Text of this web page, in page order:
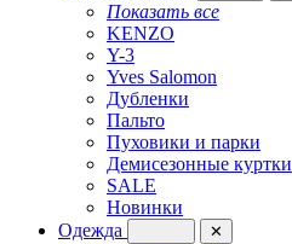
Показать все
KENZO
Y-3
Yves Salomon
Дубленки
Пальто
Пуховики и парки
Демисезонные куртки
SALE
Новинки
Одежда
✕